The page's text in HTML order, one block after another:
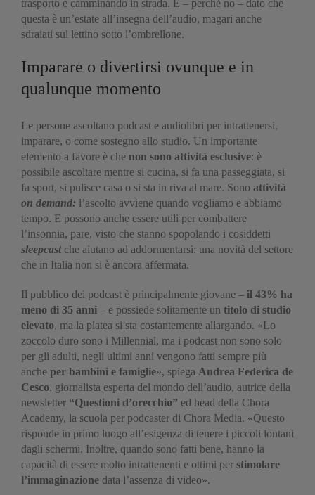
trasporto e camminando in strada. E – perché no – dato che
questa è un’estate all’insegna dell’audio, magari anche
sdraiati sul lettino sotto l’ombrellone.
Imparare o divertirsi ovunque e in
qualunque momento
Le persone ascoltano podcast e audiolibri per intrattenersi,
imparare, o come sostegno allo studio. Un importante
elemento a favore è che non sono attività esclusive: è
possibile ascoltare mentre si cucina, si fa una passeggiata, si
fa sport, si pulisce casa o si sta in riva al mare. Sono attività
on demand: l’ascolto avviene quando vogliamo e abbiamo
tempo. E possono anche essere utili per combattere
l’insonnia, pare, visto che stanno spopolando i cosiddetti
sleepcast che aiutano ad addormentarsi: una novità del settore
che in Italia non si è ancora affermata.
Il pubblico dei podcast è principalmente giovane – il 43% ha
meno di 35 anni – e possiede solitamente un titolo di studio
elevato, ma la platea si sta costantemente allargando. «Lo
zoccolo duro sono i Millennial, ma i podcast non sono solo
per gli adulti, negli ultimi anni vengono fatti sempre più
anche per bambini e famiglie», spiega Andrea Federica de
Cesco, giornalista esperta del mondo dell’audio, autrice della
newsletter “Questioni d’orecchio” ed head della Chora
Academy, la scuola per podcaster di Chora Media. «Questo
risponde in primo luogo all’esigenza di tenere i piccoli lontani
dagli schermi. Inoltre, quando sono fatti bene, hanno la
capacità di essere molto intrattenenti e ottimi per stimolare
l’immaginazione data l’assenza di video».